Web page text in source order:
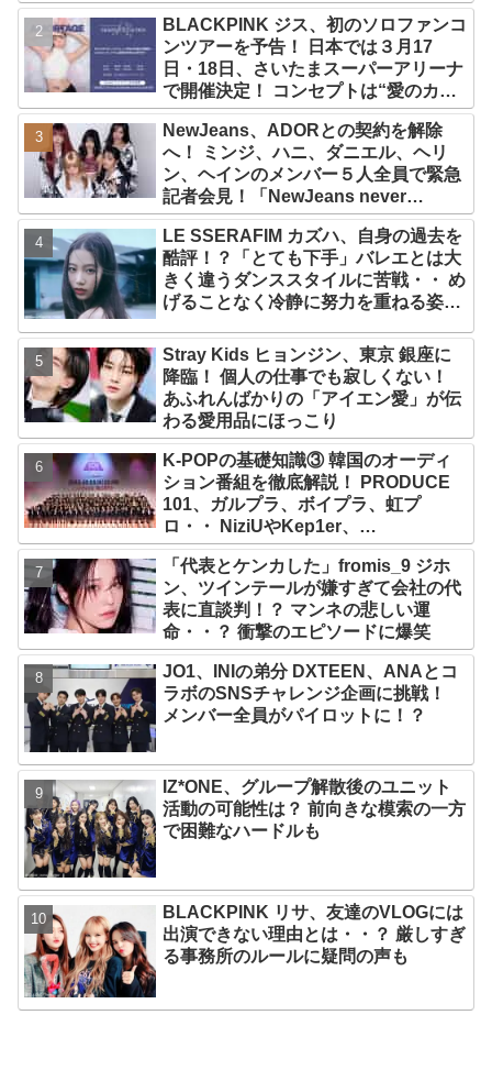
BLACKPINK ジス、初のソロファンコ
ンツアーを予告！ 日本では３月17
日・18日、さいたまスーパーアリーナ
で開催決定！ コンセプトは“愛のカケ
ラ”！？ 14日には新アルバム
『AMORTAGE』もリリース
NewJeans、ADORとの契約を解除
へ！ ミンジ、ハニ、ダニエル、ヘリ
ン、ヘインのメンバー５人全員で緊急
記者会見！「NewJeans never
dies!」と微笑みの宣言！ ADOR側、
2029年まで契約有効と主張
LE SSERAFIM カズハ、自身の過去を
酷評！？「とても下手」バレエとは大
きく違うダンススタイルに苦戦・・ め
げることなく冷静に努力を重ねる姿に
Stray Kids ヒョンジン、東京 銀座に
降臨！ 個人の仕事でも寂しくない！
あふれんばかりの「アイエン愛」が伝
わる愛用品にほっこり
K-POPの基礎知識③ 韓国のオーディ
ション番組を徹底解説！ PRODUCE
101、ガルプラ、ボイプラ、虹プ
ロ・・ NiziUやKep1er、
ZEROBASEONEら人気グループが
続々と誕生！ JO1やINI、ME:Iを生ん
だ日プまで一挙紹介
「代表とケンカした」fromis_9 ジホ
ン、ツインテールが嫌すぎて会社の代
表に直談判！？ マンネの悲しい運
命・・？ 衝撃のエピソードに爆笑
JO1、INIの弟分 DXTEEN、ANAとコ
ラボのSNSチャレンジ企画に挑戦！
メンバー全員がパイロットに！？
IZ*ONE、グループ解散後のユニット
活動の可能性は？ 前向きな模索の一方
で困難なハードルも
BLACKPINK リサ、友達のVLOGには
出演できない理由とは・・？ 厳しすぎ
る事務所のルールに疑問の声も